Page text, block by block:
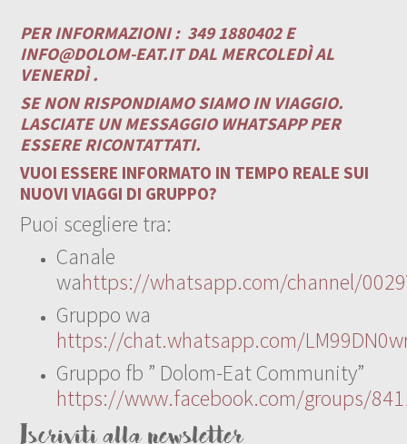
PER INFORMAZIONI : 349 1880402 E
INFO@DOLOM-EAT.ITDAL MERCOLEDÌ AL
VENERDÌ .
SE NON RISPONDIAMO SIAMO IN VIAGGIO.
LASCIATE UN MESSAGGIO WHATSAPP PER
ESSERE RICONTATTATI.
VUOI ESSERE INFORMATO IN TEMPO REALE SUI
NUOVI VIAGGI DI GRUPPO?
Puoi scegliere tra:
Canale
wahttps://whatsapp.com/channel/
Gruppo wa
https://chat.whatsapp.com/
Gruppo fb ” Dolom-Eat Community”
https://www.facebook.com/groups/